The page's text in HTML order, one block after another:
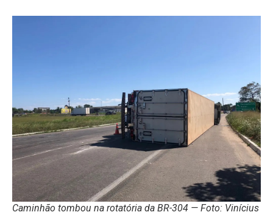
Caminhão tombou na rotatória da BR-304 — Foto: Vinícius